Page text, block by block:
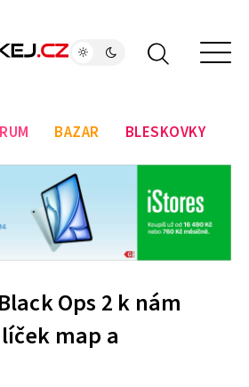
BAZAR BLESKOVKY
Ops 2 k nám
map a